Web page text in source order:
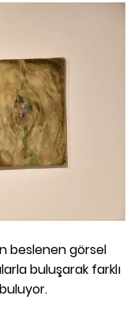
beslenen görsel
buluşarak farklı